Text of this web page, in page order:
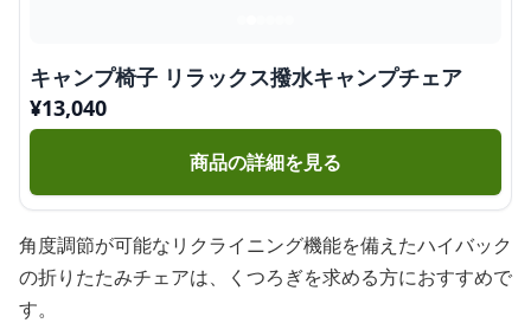
キャンプ椅子 リラックス撥水キャンプチェア
¥13,040
商品の詳細を見る
角度調節が可能なリクライニング機能を備えたハイバック
の折りたたみチェアは、くつろぎを求める方におすすめで
す。